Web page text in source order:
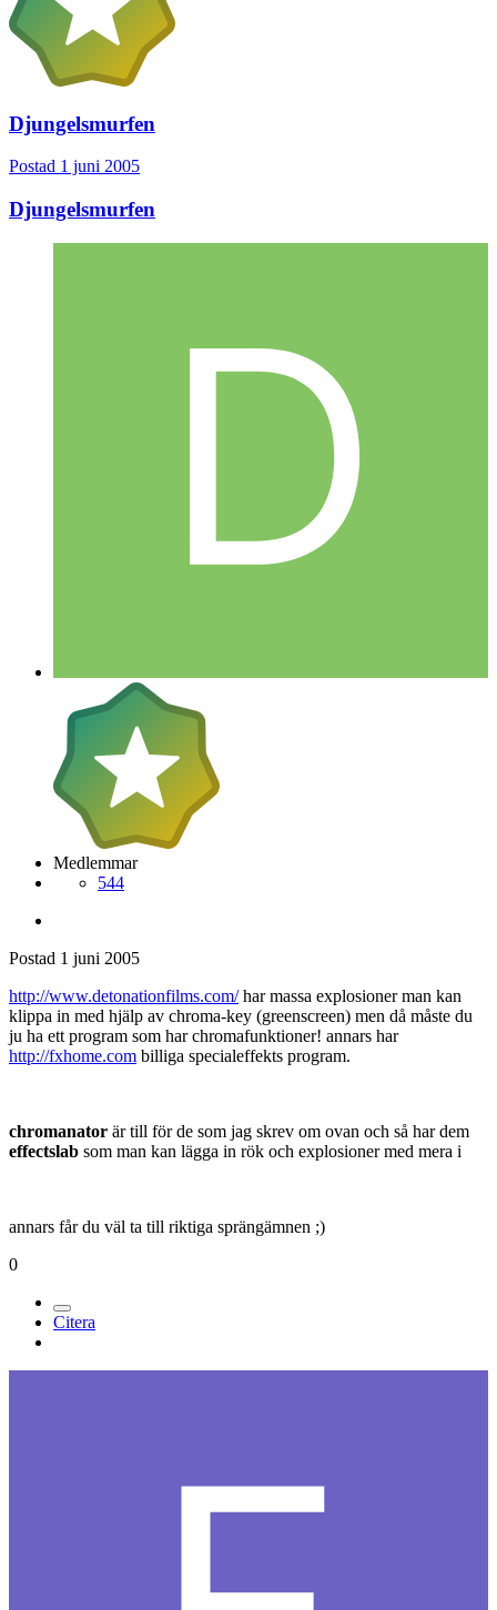
Djungelsmurfen
Postad 1 juni 2005
Djungelsmurfen
Medlemmar
544
Postad 1 juni 2005
http://www.detonationfilms.com/har massa explosioner man kan
klippa in med hjälp av chroma-key (greenscreen) men då måste du
ju ha ett program som har chromafunktioner! annars har
http://fxhome.com billiga specialeffekts program.
chromanator är till för de som jag skrev om ovan och så har dem
effectslab som man kan lägga in rök och explosioner med mera i
annars får du väl ta till riktiga sprängämnen ;)
0
Citera